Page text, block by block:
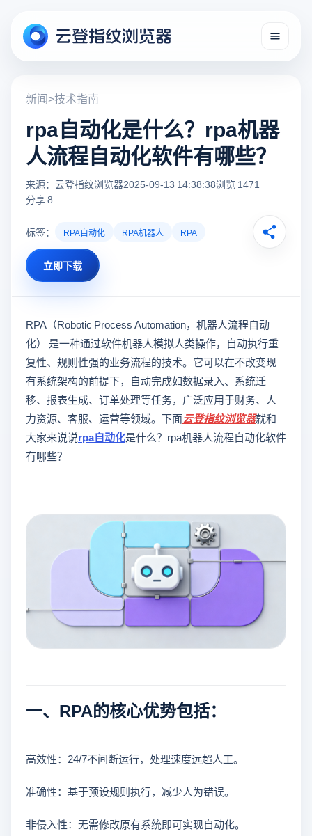
新闻>技术指南
rpa自动化是什么？rpa机器
人流程自动化软件有哪些？
来源：云登指纹浏览器2025-09-13 14:38:38浏览 1471
分享 8
标签： RPA自动化 RPA机器人 RPA
立即下载
RPA（Robotic Process Automation，机器人流程自动
化） 是一种通过软件机器人模拟人类操作，自动执行重
复性、规则性强的业务流程的技术。它可以在不改变现
有系统架构的前提下，自动完成如数据录入、系统迁
移、报表生成、订单处理等任务，广泛应用于财务、人
力资源、客服、运营等领域。下面云登指纹浏览器就和
大家来说说rpa自动化是什么？rpa机器人流程自动化软件
有哪些？
一、RPA的核心优势包括：
高效性：24/7不间断运行，处理速度远超人工。
准确性：基于预设规则执行，减少人为错误。
非侵入性：无需修改原有系统即可实现自动化。